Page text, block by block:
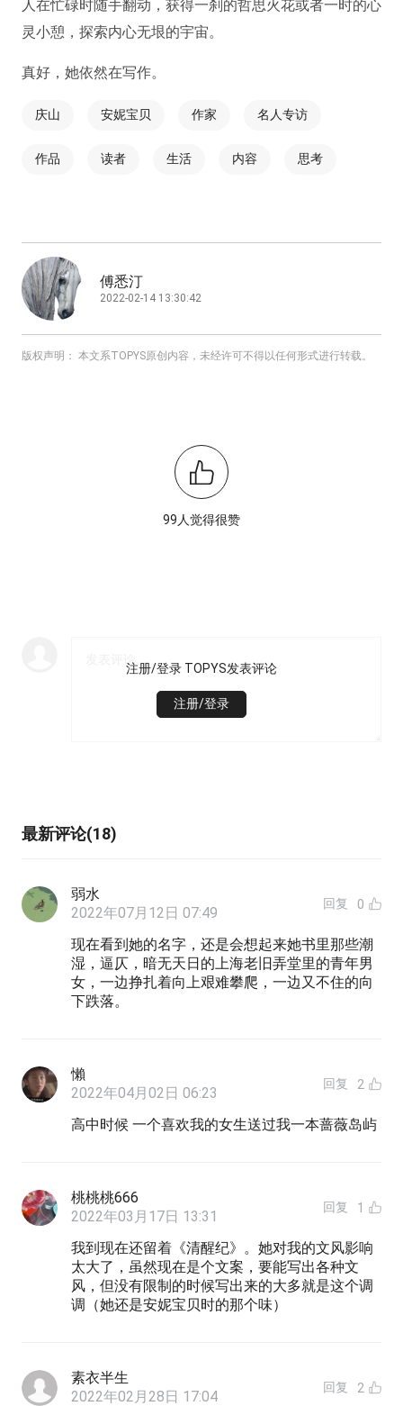
人在忙碌时随手翻动，获得一刹的哲思火花或者一时的心
灵小憩，探索内心无垠的宇宙。
真好，她依然在写作。
庆山 安妮宝贝 作家 名人专访
作品 读者 生活 内容 思考
傅悉汀
2022-02-14 13:30:42
版权声明： 本文系TOPYS原创内容，未经许可不得以任何形式进行转载。
99人觉得很赞
注册/登录 TOPYS发表评论
注册/登录
最新评论(18)
弱水
2022年07月12日 07:49
回复 0
现在看到她的名字，还是会想起来她书里那些潮
湿，逼仄，暗无天日的上海老旧弄堂里的青年男
女，一边挣扎着向上艰难攀爬，一边又不住的向
下跌落。
懶
2022年04月02日 06:23
回复 2
高中时候 一个喜欢我的女生送过我一本蔷薇岛屿
桃桃桃666
2022年03月17日 13:31
回复 1
我到现在还留着《清醒纪》。她对我的文风影响
太大了，虽然现在是个文案，要能写出各种文
风，但没有限制的时候写出来的大多就是这个调
调（她还是安妮宝贝时的那个味）
素衣半生
2022年02月28日 17:04
回复 2